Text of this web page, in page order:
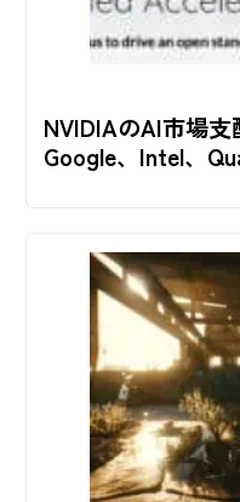
NVIDIAのAI市場
Google、Intel、